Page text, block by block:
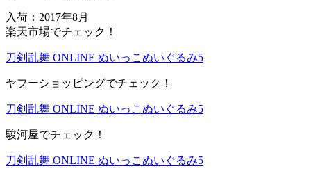
入荷：2017年8月
楽天市場でチェック！
刀剣乱舞 ONLINE ぬいっこぬいぐるみ5
ヤフーショッピングでチェック！
刀剣乱舞 ONLINE ぬいっこぬいぐるみ5
駿河屋でチェック！
刀剣乱舞 ONLINE ぬいっこぬいぐるみ5